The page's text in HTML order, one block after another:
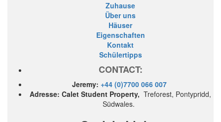
Zuhause
Über uns
Häuser
Eigenschaften
Kontakt
Schülertipps
CONTACT:
Jeremy: +44 (0)7700 066 007
Adresse: Calet Student Property, Treforest, Pontypridd,
Südwales.